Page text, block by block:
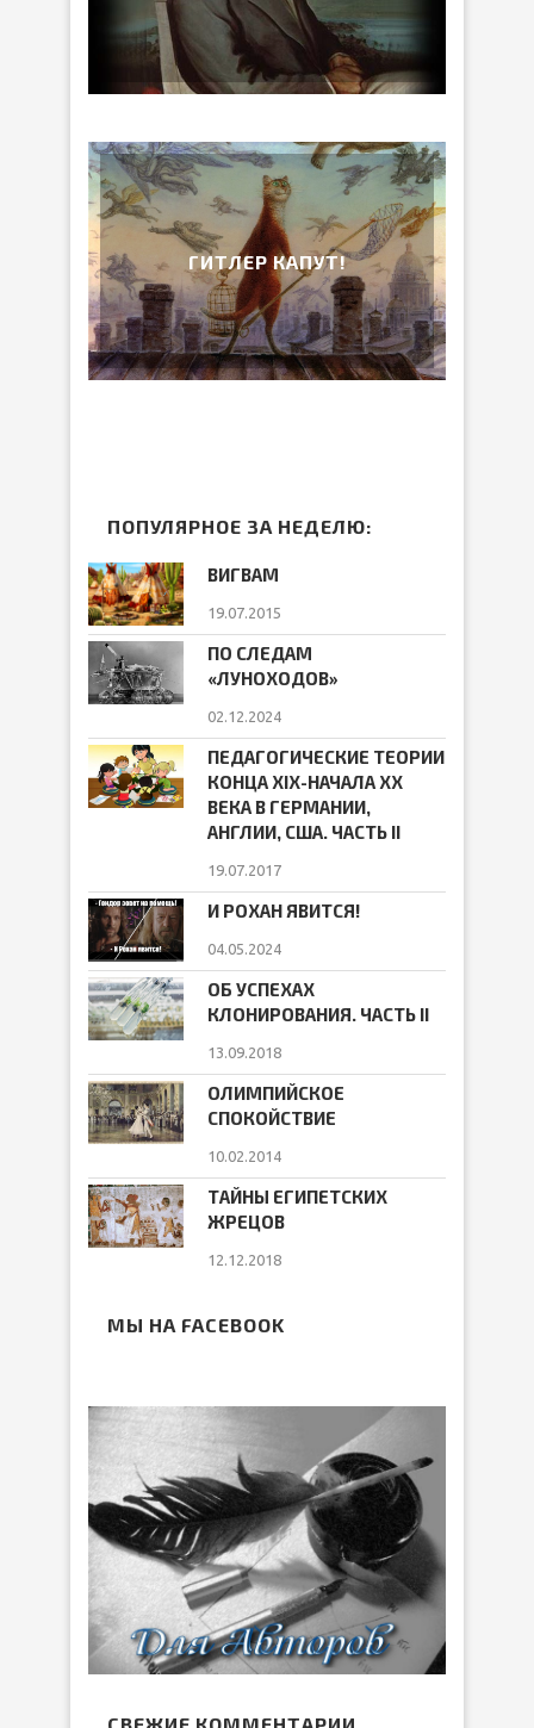
ГИТЛЕР КАПУТ!
ПОПУЛЯРНОЕ ЗА НЕДЕЛЮ:
ВИГВАМ
19.07.2015
ПО СЛЕДАМ
«ЛУНОХОДОВ»
02.12.2024
ПЕДАГОГИЧЕСКИЕ ТЕОРИИ
КОНЦА ХIХ-НАЧАЛА ХХ
ВЕКА В ГЕРМАНИИ,
АНГЛИИ, США. ЧАСТЬ II
19.07.2017
И РОХАН ЯВИТСЯ!
04.05.2024
ОБ УСПЕХАХ
КЛОНИРОВАНИЯ. ЧАСТЬ II
13.09.2018
ОЛИМПИЙСКОЕ
СПОКОЙСТВИЕ
10.02.2014
ТАЙНЫ ЕГИПЕТСКИХ
ЖРЕЦОВ
12.12.2018
МЫ НА FACEBOOK